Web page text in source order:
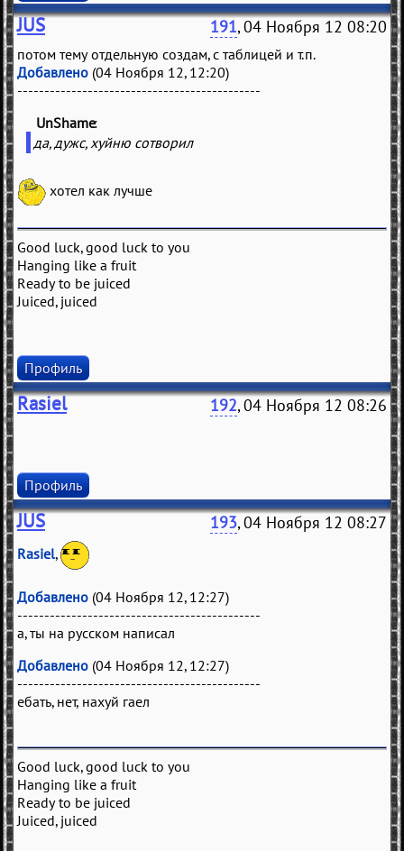
JUS 191, 04 Ноября 12 08:20
потом тему отдельную создам, с таблицей и т.п.
Добавлено (04 Ноября 12, 12:20)
---------------------------------------------
UnShame
да, дужс, хуйню сотворил
хотел как лучше
Good luck, good luck to you
Hanging like a fruit
Ready to be juiced
Juiced, juiced
Профиль
Rasiel 192, 04 Ноября 12 08:26
Профиль
JUS 193, 04 Ноября 12 08:27
Rasiel,
Добавлено (04 Ноября 12, 12:27)
---------------------------------------------
а, ты на русском написал
Добавлено (04 Ноября 12, 12:27)
---------------------------------------------
ебать, нет, нахуй гаел
Good luck, good luck to you
Hanging like a fruit
Ready to be juiced
Juiced, juiced